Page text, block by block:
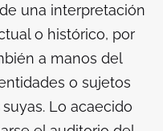
una interpretación
o histórico, por
a manos del
o sujetos
Lo acaecido